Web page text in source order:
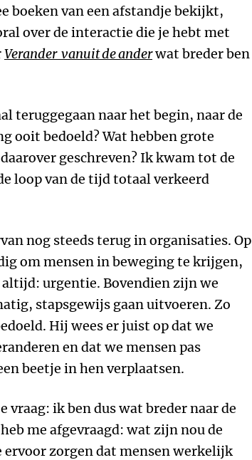
boeken van een afstandje bekijkt,
over de interactie die je hebt met
Verander vanuit de anderwat breder ben
teruggegaan naar het begin, naar de
ooit bedoeld? Wat hebben grote
geschreven? Ik kwam tot de
loop van de tijd totaal verkeerd
nog steeds terug in organisaties. Op
om mensen in beweging te krijgen,
urgentie. Bovendien zijn we
stapsgewijs gaan uitvoeren. Zo
Hij wees er juist op dat we
en dat we mensen pas
beetje in hen verplaatsen.
vraag: ik ben dus wat breder naar de
me afgevraagd: wat zijn nou de
ervoor zorgen dat mensen werkelijk